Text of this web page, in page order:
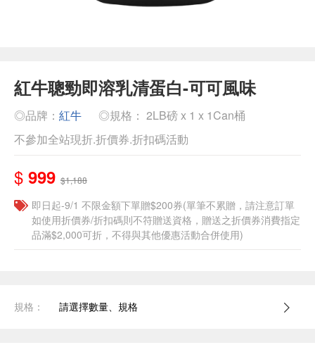
紅牛聰勁即溶乳清蛋白-可可風味
◎品牌： 紅牛
◎規格： 2LB磅 x 1 x 1Can桶
不參加全站現折.折價券.折扣碼活動
$ 999 $1,188
即日起-9/1 不限金額下單贈$200券(單筆不累贈，請注意訂單
如使用折價券/折扣碼則不符贈送資格，贈送之折價券消費指定
品滿$2,000可折，不得與其他優惠活動合併使用)
規格： 請選擇數量、規格